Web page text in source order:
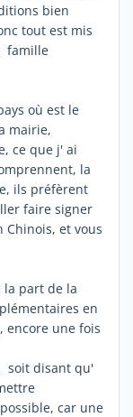
bien
tout est mis
famille
où est le
mairie,
ce que j' ai
la
ils préfèrent
faire signer
Chinois, et vous
la part de la
en
encore une fois
soit disant qu'
car une